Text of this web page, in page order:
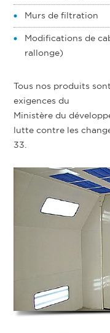
Murs de filtration
Modifications de
rallonge)
Tous nos produits
exigences du
Ministère du
lutte contre les
33.